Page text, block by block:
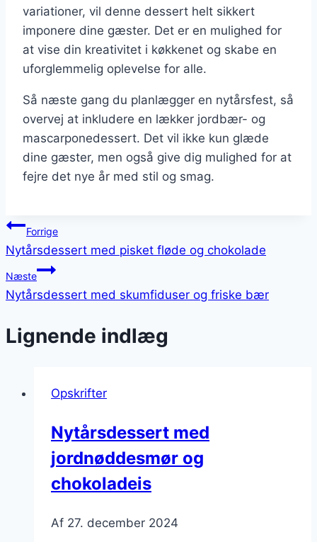
variationer, vil denne dessert helt sikkert
imponere dine gæster. Det er en mulighed for
at vise din kreativitet i køkkenet og skabe en
uforglemmelig oplevelse for alle.
Så næste gang du planlægger en nytårsfest, så
overvej at inkludere en lækker jordbær- og
mascarponedessert. Det vil ikke kun glæde
dine gæster, men også give dig mulighed for at
fejre det nye år med stil og smag.
Indlægsnavigation
Forrige
Nytårsdessert med pisket fløde og chokolade
Næste
Nytårsdessert med skumfiduser og friske bær
Lignende indlæg
Opskrifter
Nytårsdessert med
jordnøddesmør og
chokoladeis
Af 27. december 2024